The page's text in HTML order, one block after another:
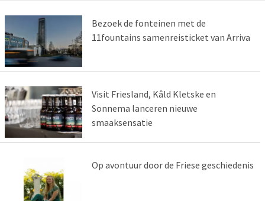
Bezoek de fonteinen met de
11fountains samenreisticket van Arriva
Visit Friesland, Kâld Kletske en
Sonnema lanceren nieuwe
smaaksensatie
Op avontuur door de Friese geschiedenis